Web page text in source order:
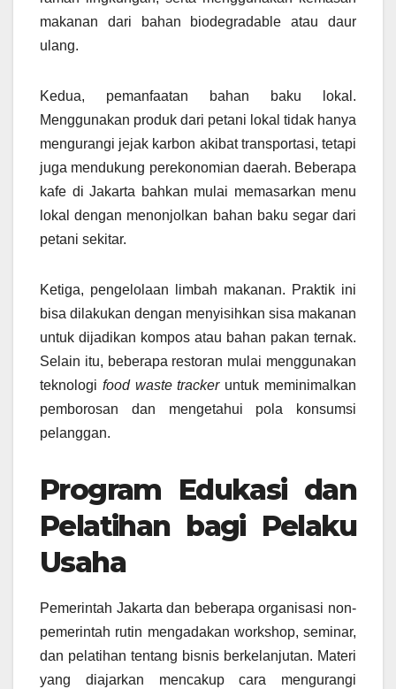
makanan dari bahan biodegradable atau daur
ulang.
Kedua, pemanfaatan bahan baku lokal.
Menggunakan produk dari petani lokal tidak hanya
mengurangi jejak karbon akibat transportasi, tetapi
juga mendukung perekonomian daerah. Beberapa
kafe di Jakarta bahkan mulai memasarkan menu
lokal dengan menonjolkan bahan baku segar dari
petani sekitar.
Ketiga, pengelolaan limbah makanan. Praktik ini
bisa dilakukan dengan menyisihkan sisa makanan
untuk dijadikan kompos atau bahan pakan ternak.
Selain itu, beberapa restoran mulai menggunakan
teknologi food waste trackeruntuk meminimalkan
pemborosan dan mengetahui pola konsumsi
pelanggan.
Program Edukasi dan
Pelatihan bagi Pelaku
Usaha
Pemerintah Jakarta dan beberapa organisasi non-
pemerintah rutin mengadakan workshop, seminar,
dan pelatihan tentang bisnis berkelanjutan. Materi
yang diajarkan mencakup cara mengurangi